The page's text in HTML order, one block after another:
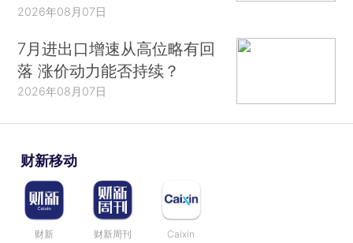
2026年08月07日
7月进出口增速从高位略有回
落 涨价动力能否持续？
2026年08月07日
财新移动
财新 财新周刊 Caixin